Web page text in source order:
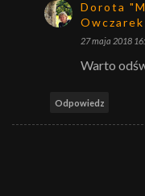
Dorota
Owczarek
27 maja 2018
Warto
Odpowiedz